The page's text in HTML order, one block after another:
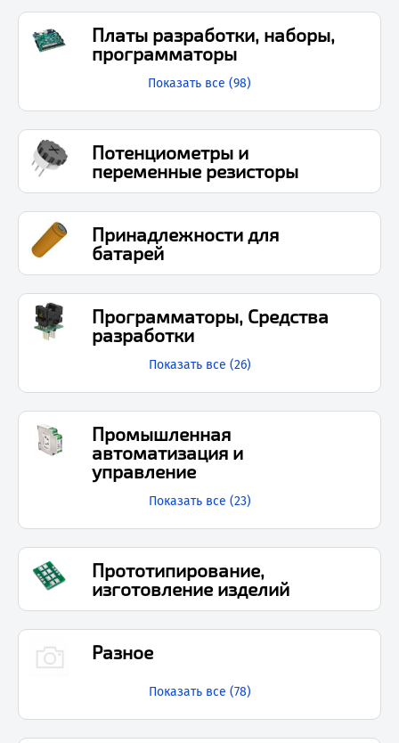
Платы разработки, наборы,
программаторы
Показать все (98)
Потенциометры и
переменные резисторы
Принадлежности для
батарей
Программаторы, Средства
разработки
Показать все (26)
Промышленная
автоматизация и
управление
Показать все (23)
Прототипирование,
изготовление изделий
Разное
Показать все (78)